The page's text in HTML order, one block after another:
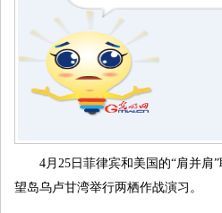
4月25日菲律宾和美国的“肩并肩
望岛乌卢甘湾举行两栖作战演习。